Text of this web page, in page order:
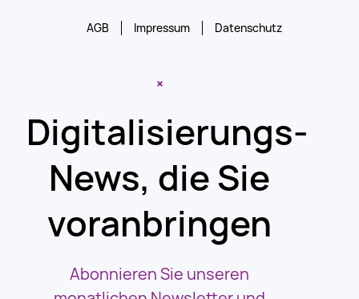
AGB Impressum Datenschutz
×
Digitalisierungs-
News, die Sie
voranbringen
Abonnieren Sie unseren